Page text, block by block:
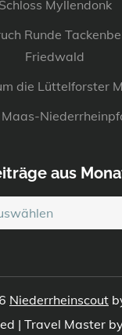
Schloss Myllendonk
Runde
Friedwald
die Lüttelforster
aus
Niederrheinscout
| Travel Master